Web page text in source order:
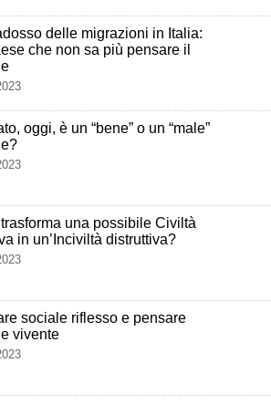
delle migrazioni in Italia:
che non sa più pensare il
oggi, è un “bene” o un “male”
una possibile Civiltà
in un’Inciviltà distruttiva?
sociale riflesso e pensare
vivente